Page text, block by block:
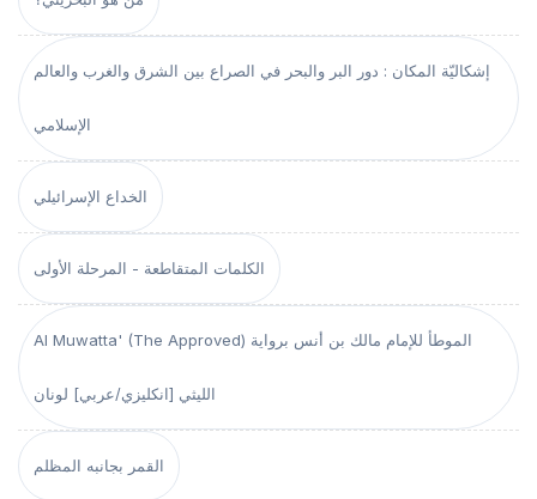
إشكاليّة المكان : دور البر والبحر في الصراع بين الشرق والغرب والعالم
الإسلامي
الخداع الإسرائيلي
الكلمات المتقاطعة - المرحلة الأولى
Al Muwatta' (The Approved) الموطأ للإمام مالك بن أنس برواية
الليثي [انكليزي/عربي] لونان
القمر بجانبه المظلم